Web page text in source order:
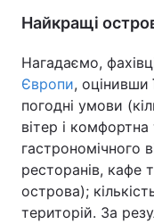
Найкращі
Нагадаємо,
Європи, оцінивши
погодні умови
вітер і
гастрономічного
ресторанів, кафе
острова);
територій. За